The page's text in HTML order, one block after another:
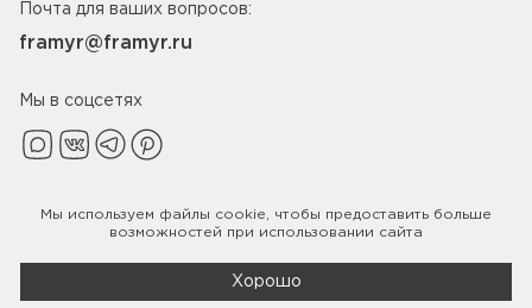
Почта для ваших вопросов:
framyr@framyr.ru
Мы в соцсетях
Политика конфиденциальности
Мы используем файлы cookie , чтобы предоставить больше
возможностей при использовании сайта
Хорошо